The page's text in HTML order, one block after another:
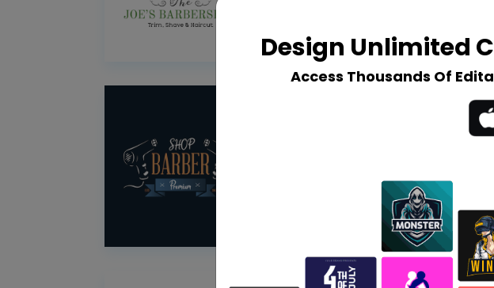
Design Unlimited
Access Thousands Of